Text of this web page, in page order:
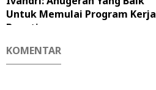
Untuk Memulai Program Kerja
Bupati
KOMENTAR